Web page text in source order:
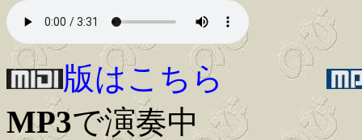
版はこちら
MP3で演奏中